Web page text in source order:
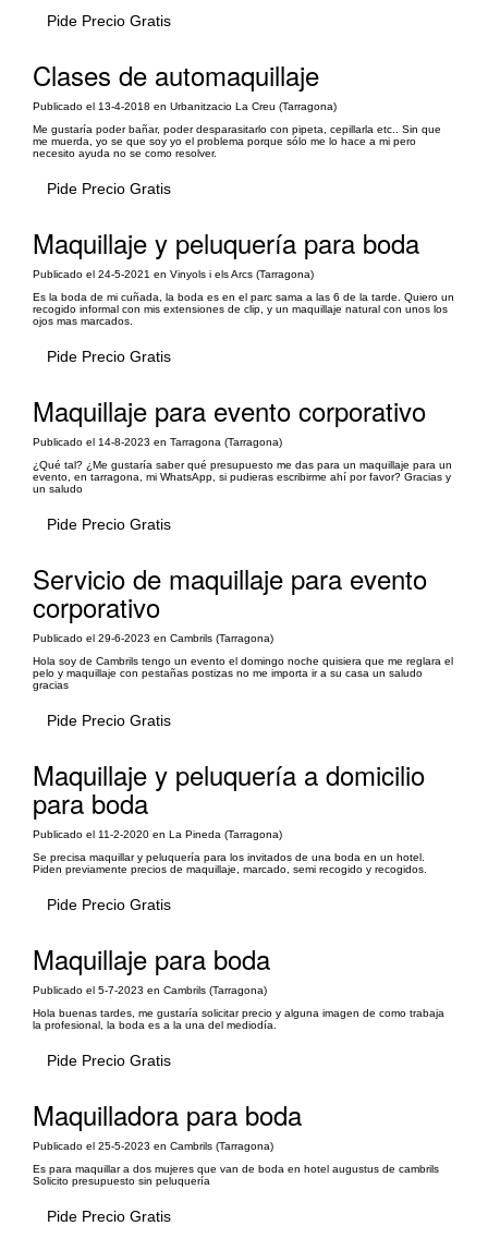
Pide Precio Gratis
Clases de automaquillaje
Publicado el 13-4-2018 en Urbanitzacio La Creu (Tarragona)
Me gustaría poder bañar, poder desparasitarlo con pipeta, cepillarla etc.. Sin que
me muerda, yo se que soy yo el problema porque sólo me lo hace a mi pero
necesito ayuda no se como resolver.
Pide Precio Gratis
Maquillaje y peluquería para boda
Publicado el 24-5-2021 en Vinyols i els Arcs (Tarragona)
Es la boda de mi cuñada, la boda es en el parc sama a las 6 de la tarde. Quiero un
recogido informal con mis extensiones de clip, y un maquillaje natural con unos los
ojos mas marcados.
Pide Precio Gratis
Maquillaje para evento corporativo
Publicado el 14-8-2023 en Tarragona (Tarragona)
¿Qué tal? ¿Me gustaría saber qué presupuesto me das para un maquillaje para un
evento, en tarragona, mi WhatsApp, si pudieras escribirme ahí por favor? Gracias y
un saludo
Pide Precio Gratis
Servicio de maquillaje para evento
corporativo
Publicado el 29-6-2023 en Cambrils (Tarragona)
Hola soy de Cambrils tengo un evento el domingo noche quisiera que me reglara el
pelo y maquillaje con pestañas postizas no me importa ir a su casa un saludo
gracias
Pide Precio Gratis
Maquillaje y peluquería a domicilio
para boda
Publicado el 11-2-2020 en La Pineda (Tarragona)
Se precisa maquillar y peluquería para los invitados de una boda en un hotel.
Piden previamente precios de maquillaje, marcado, semi recogido y recogidos.
Pide Precio Gratis
Maquillaje para boda
Publicado el 5-7-2023 en Cambrils (Tarragona)
Hola buenas tardes, me gustaría solicitar precio y alguna imagen de como trabaja
la profesional, la boda es a la una del mediodía.
Pide Precio Gratis
Maquilladora para boda
Publicado el 25-5-2023 en Cambrils (Tarragona)
Es para maquillar a dos mujeres que van de boda en hotel augustus de cambrils
Solicito presupuesto sin peluquería
Pide Precio Gratis